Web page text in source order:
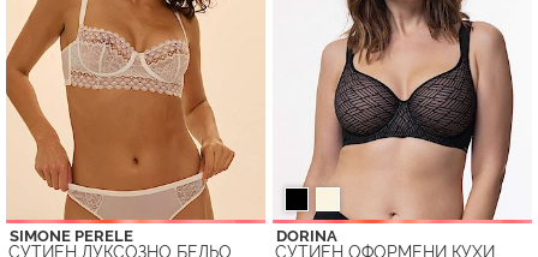
SIMONE PERELE
СУТИЕН ЛУКСОЗНО БЕЛЬО
DORINA
СУТИЕН ОФОРМЕНИ КУХИ